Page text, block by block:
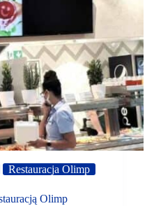
Restauracja Olimp
Olimp